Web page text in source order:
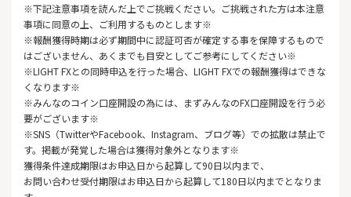
※下記注意事項を読んだ上でご挑戦ください。ご挑戦された方は本注意
事項に同意の上、ご利用するものとします※
※報酬獲得時期は必ず期間中に認証可否が確定する事を保障するもので
はございません、あくまでも目安としてご参考にしてください※
※LIGHT FXとの同時申込を行った場合、LIGHT FXでの報酬獲得はできな
くなります※
※みんなのコイン口座開設の為には、まずみんなのFX口座開設を行う必
要がございます※
※SNS（TwitterやFacebook、Instagram、ブログ等）での拡散は禁止で
す。掲載が発覚した場合は獲得対象外となります※
獲得条件達成期限はお申込日から起算して90日以内まで、
お問い合わせ受付期限はお申込日から起算して180日以内までとなりま